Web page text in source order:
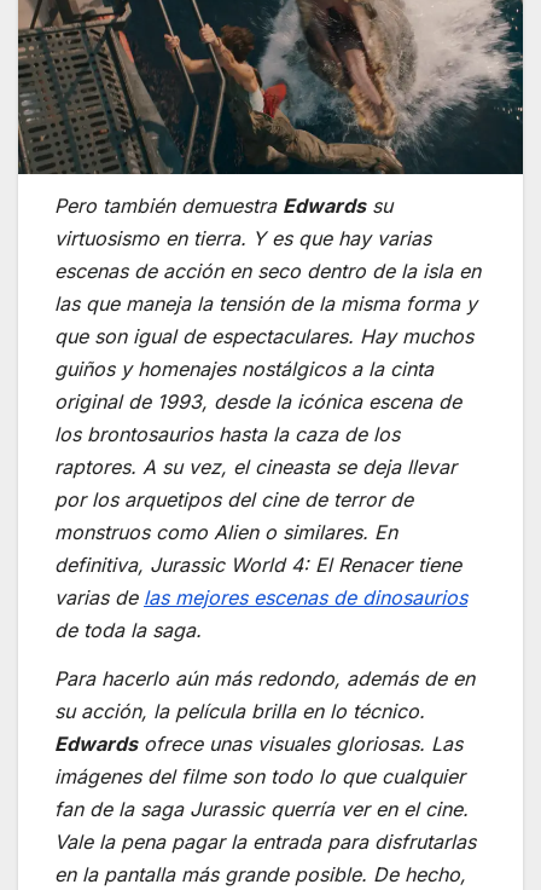
Pero también demuestra Edwardssu
virtuosismo en tierra. Y es que hay varias
escenas de acción en seco dentro de la isla en
las que maneja la tensión de la misma forma y
que son igual de espectaculares. Hay muchos
guiños y homenajes nostálgicos a la cinta
original de 1993, desde la icónica escena de
los brontosaurios hasta la caza de los
raptores. A su vez, el cineasta se deja llevar
por los arquetipos del cine de terror de
monstruos como Alieno similares. En
definitiva, Jurassic World 4: El Renacertiene
varias de las mejores escenas de dinosaurios
de toda la saga.
Para hacerlo aún más redondo, además de en
su acción, la película brilla en lo técnico.
Edwardsofrece unas visuales gloriosas. Las
imágenes del filme son todo lo que cualquier
fan de la saga Jurassicquerría ver en el cine.
Vale la pena pagar la entrada para disfrutarlas
en la pantalla más grande posible. De hecho,